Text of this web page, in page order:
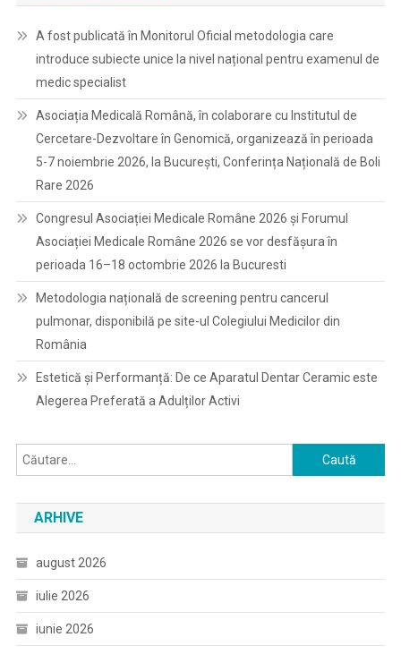
A fost publicată în Monitorul Oficial metodologia care
introduce subiecte unice la nivel național pentru examenul de
medic specialist
Asociația Medicală Română, în colaborare cu Institutul de
Cercetare-Dezvoltare în Genomică, organizează în perioada
5-7 noiembrie 2026, la București, Conferința Națională de Boli
Rare 2026
Congresul Asociației Medicale Române 2026 și Forumul
Asociației Medicale Române 2026 se vor desfășura în
perioada 16–18 octombrie 2026 la Bucuresti
Metodologia națională de screening pentru cancerul
pulmonar, disponibilă pe site-ul Colegiului Medicilor din
România
Estetică și Performanță: De ce Aparatul Dentar Ceramic este
Alegerea Preferată a Adulților Activi
Caută
după:
ARHIVE
august 2026
iulie 2026
iunie 2026